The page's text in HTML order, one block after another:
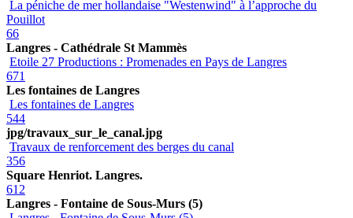
La péniche de mer hollandaise "Westenwind" à l’approche du
Pouillot
66
Langres - Cathédrale St Mammès
Etoile 27 Productions : Promenades en Pays de Langres
671
Les fontaines de Langres
Les fontaines de Langres
544
jpg/travaux_sur_le_canal.jpg
Travaux de renforcement des berges du canal
356
Square Henriot. Langres.
612
Langres - Fontaine de Sous-Murs (5)